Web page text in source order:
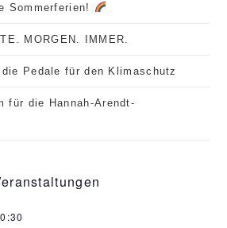
Sommerferien!
MORGEN. IMMER.
Pedale für den Klimaschutz
für die Hannah-Arendt-